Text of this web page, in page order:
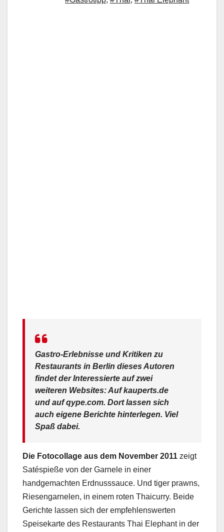
Gastro-Erlebnisse und Kritiken zu
Restaurants in Berlin dieses Autoren
findet der Interessierte auf zwei
weiteren Websites: Auf kauperts.de
und auf qype.com. Dort lassen sich
auch eigene Berichte hinterlegen. Viel
Spaß dabei.
Die Fotocollage aus dem November 2011 zeigt
Satéspieße von der Garnele in einer
handgemachten Erdnusssauce. Und tiger prawns,
Riesengarnelen, in einem roten Thaicurry. Beide
Gerichte lassen sich der empfehlenswerten
Speisekarte des Restaurants Thai Elephant in der